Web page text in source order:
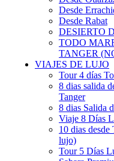
Desde
Desde Rabat
DESIERTO
TODO
TANGER
VIAJES DE LUJO
Tour 4 días
8 dias salida
Tanger
8 dias Salida
Viaje 8 Días
10 dias
lujo)
Tour 5 Días